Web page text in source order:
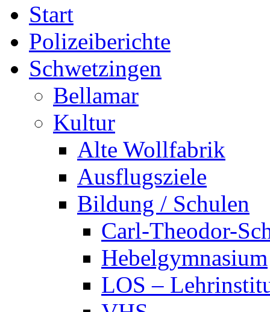
Start
Polizeiberichte
Schwetzingen
Bellamar
Kultur
Alte Wollfabrik
Ausflugsziele
Bildung / Schulen
Carl-Theodor-
Hebelgymnasium
LOS –